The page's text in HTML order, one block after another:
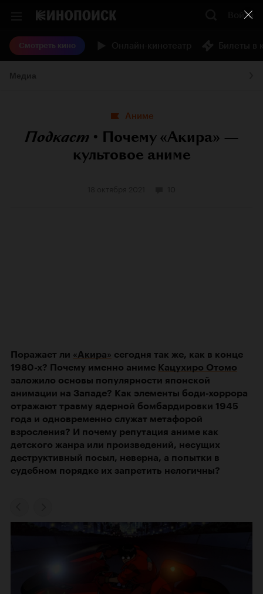
Войти
Смотреть кино
Аниме
Подкаст• Почему «Акира» —
культовое аниме
Поражает ли «Акира» сегодня так же, как в конце
1980-х? Почему именно аниме Кацухиро Отомо
заложило основы популярности японской
анимации на Западе? Как элементы боди-хоррора
отражают травму ядерной бомбардировки 1945
года и одновременно служат метафорой
взросления? И почему репутация аниме как
детского жанра или произведений, несущих
деструктивный посыл, неверна, а попытки в
судебном порядке их запретить нелогичны?